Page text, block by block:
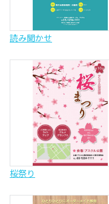
読み聞かせ
桜祭り